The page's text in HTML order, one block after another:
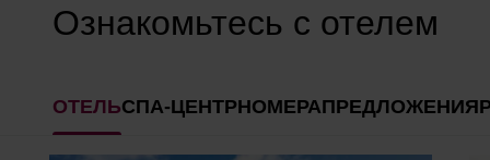
Ознакомьтесь с отелем
ОТЕЛЬСПА-ЦЕНТРНОМЕРАПРЕДЛОЖЕНИЯ